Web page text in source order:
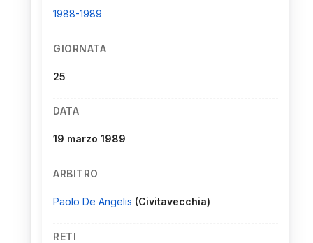
1988-1989
GIORNATA
25
DATA
19 marzo 1989
ARBITRO
Paolo De Angelis (Civitavecchia)
RETI